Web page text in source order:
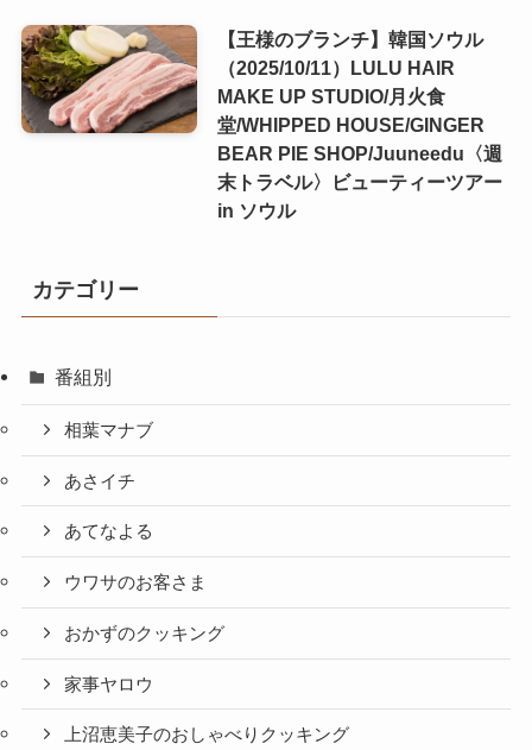
【王様のブランチ】韓国ソウル
（2025/10/11）LULU HAIR
MAKE UP STUDIO/月火食
堂/WHIPPED HOUSE/GINGER
BEAR PIE SHOP/Juuneedu〈週
末トラベル〉ビューティーツアー
in ソウル
カテゴリー
番組別
相葉マナブ
あさイチ
あてなよる
ウワサのお客さま
おかずのクッキング
家事ヤロウ
上沼恵美子のおしゃべりクッキング